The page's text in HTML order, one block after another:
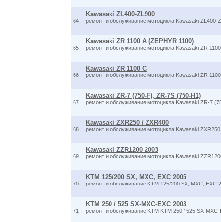
64
Kawasaki ZL400-ZL900
ремонт и обслуживание мотоцикла Kawasaki ZL400-
65
Kawasaki ZR 1100 A (ZEPHYR 1100)
ремонт и обслуживание мотоцикла Kawasaki ZR
66
Kawasaki ZR 1100 C
ремонт и обслуживание мотоцикла Kawasaki ZR
67
Kawasaki ZR-7 (750-F), ZR-7S (750-H1)
ремонт и обслуживание мотоцикла Kawasaki ZR-7
68
Kawasaki ZXR250 / ZXR400
ремонт и обслуживание мотоцикла Kawasaki
69
Kawasaki ZZR1200 2003
ремонт и обслуживание мотоцикла Kawasaki
70
KTM 125/200 SX, MXC, EXC 2005
ремонт и обслуживание KTM 125/200 SX, MXC, EXC
71
KTM 250 / 525 SX-MXC-EXC 2003
ремонт и обслуживание KTM KTM 250 / 525 SX-MXC-